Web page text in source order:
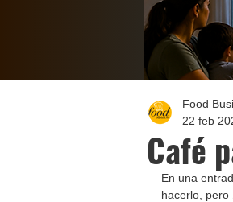
Café
Food
22 feb
En una
hacerlo,